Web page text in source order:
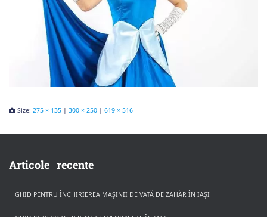
Size: 275 × 135 | 300 × 250 | 619 × 516
Articole recente
GHID PENTRU ÎNCHIRIEREA MAȘINII DE VATĂ DE ZAHĂR ÎN IAȘI